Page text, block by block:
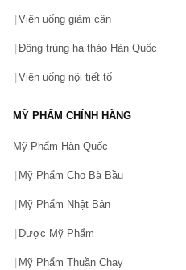
Viên uống giảm cân
Đông trùng hạ thảo Hàn Quốc
Viên uống nội tiết tố
MỸ PHẨM CHÍNH HÃNG
Mỹ Phẩm Hàn Quốc
Mỹ Phẩm Cho Bà Bầu
Mỹ Phẩm Nhật Bản
Dược Mỹ Phẩm
Mỹ Phẩm Thuần Chay